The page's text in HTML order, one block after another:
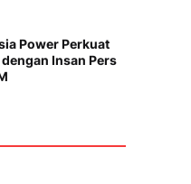
Power Perkuat
Insan Pers